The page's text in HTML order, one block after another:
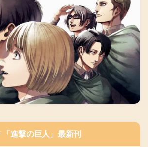
「進撃の巨人」最新刊